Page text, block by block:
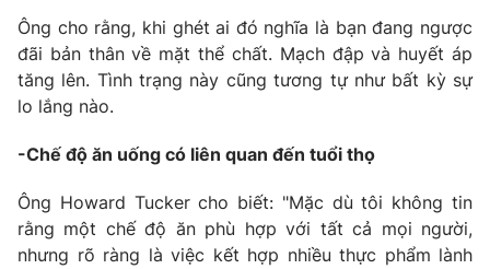
Tổng đài VTV: 024.38 355 931 - 024.38 355 932
Ðiện thoại Thời báo VTV: 024.66 897 897
Email:toasoan@vtv.vn
Ông cho rằng, khi ghét ai đó nghĩa là bạn đang ngược
đãi bản thân về mặt thể chất. Mạch đập và huyết áp
tăng lên. Tình trạng này cũng tương tự như bất kỳ sự
lo lắng nào.
-Chế độ ăn uống có liên quan đến tuổi thọ
Ông Howard Tucker cho biết: "Mặc dù tôi không tin
rằng một chế độ ăn phù hợp với tất cả mọi người,
nhưng rõ ràng là việc kết hợp nhiều thực phẩm lành